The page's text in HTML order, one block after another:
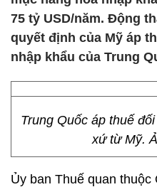
75 tỷ USD/năm. Động
quyết định của Mỹ áp
nhập khẩu của Trung
Trung Quốc áp thuế
xứ từ Mỹ.
Ủy ban Thuế quan thuộc